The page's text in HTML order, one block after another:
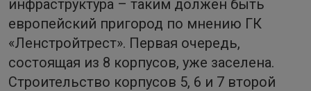
инфраструктура – таким должен быть
европейский пригород по мнению ГК
«Ленстройтрест». Первая очередь,
состоящая из 8 корпусов, уже заселена.
Строительство корпусов 5, 6 и 7 второй